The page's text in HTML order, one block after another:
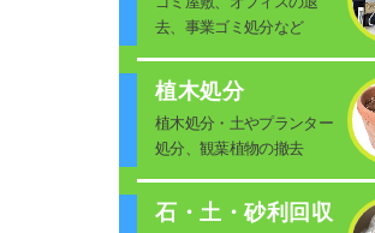
去、事業ゴミ処分など
植木処分
植木処分・土やプランター
処分、観葉植物の撤去
石・土・砂利回収